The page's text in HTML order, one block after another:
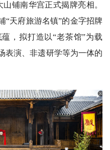
铺南华宫正式揭牌亮相。
“天府旅游名镇”的金字招牌
，拟打造以“老茶馆”为载
表演、非遗研学等为一体的